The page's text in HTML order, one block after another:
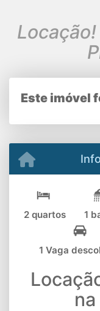
Este imóvel
2 quartos 1
1 Vaga